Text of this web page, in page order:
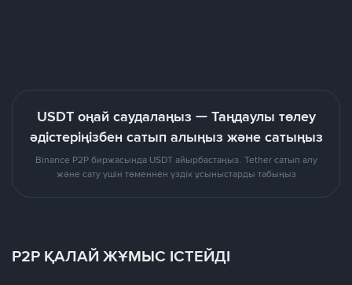
USDT оңай саудалаңыз — Таңдаулы төлеу
әдістеріңізбен сатып алыңыз және сатыңыз
Binance P2P биржасында USDT айырбастаңыз. Tether сатып алу
және сату үшін төменнен үздік ұсыныстарды табыңыз
P2P ҚАЛАЙ ЖҰМЫС ІСТЕЙДІ